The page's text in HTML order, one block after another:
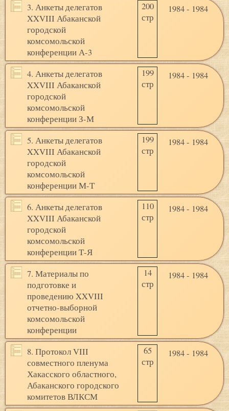
3. Анкеты делегатов
XXVIII Абаканской
городской
комсомольской
конференции А-3
200
стр
1984 - 1984
4. Анкеты делегатов
XXVIII Абаканской
городской
комсомольской
конференции З-М
199
стр
1984 - 1984
5. Анкеты делегатов
XXVIII Абаканской
городской
комсомольской
конференции М-Т
199
стр
1984 - 1984
6. Анкеты делегатов
XXVIII Абаканской
городской
комсомольской
конференции Т-Я
110
стр
1984 - 1984
7. Материалы по
подготовке и
проведению XXVIII
отчетно-выборной
комсомольской
конференции
14
стр
1984 - 1984
8. Протокол VIII
совместного пленума
Хакасского областного,
Абаканского городского
комитетов ВЛКСМ
65
стр
1984 - 1984